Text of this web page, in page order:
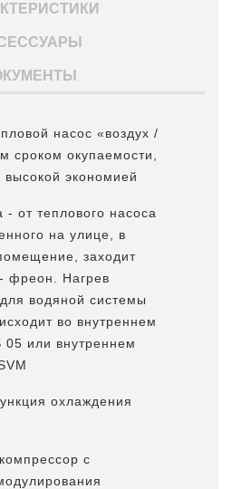
насос «воздух /
сроком окупаемости,
экономией
- от теплового насоса
на улице, в
заходит
фреон. Нагрев
водяной системы
во внутреннем
05 или внутреннем
охлаждения
с